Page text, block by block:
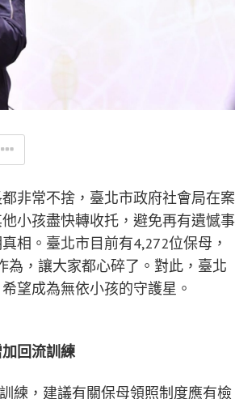
非常不捨，臺北市政府社會局在案
小孩盡快轉收托，避免再有遺憾事
相。臺北市目前有4,272位保母，
為，讓大家都心碎了。對此，臺北
望成為無依小孩的守護星。
回流訓練
練，建議有關保母領照制度應有檢